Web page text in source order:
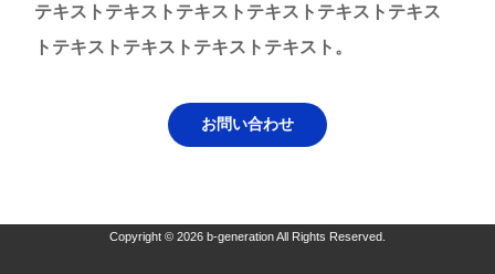
テキストテキストテキストテキストテキストテキス
トテキストテキストテキストテキスト。
お問い合わせ
Copyright © 2026 b-generation All Rights Reserved.